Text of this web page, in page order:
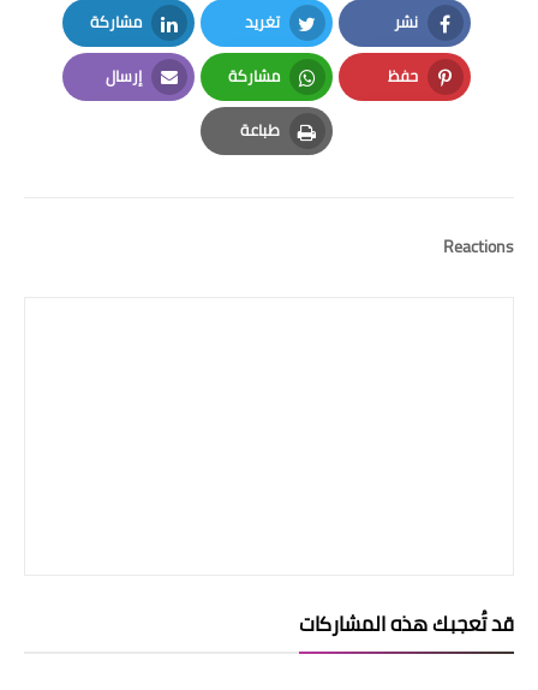
نشر
Facebook
تغريد
Twitter
مشاركة
LinkedIn
حفظ
Pinterest
مشاركة
Whatsapp
إرسال
Email
طباعة
Print
Reactions
قد تُعجبك هذه المشاركات